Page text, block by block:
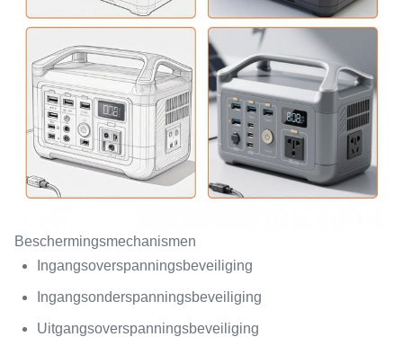
Beschermingsmechanismen
Ingangsoverspanningsbeveiliging
Ingangsonderspanningsbeveiliging
Uitgangsoverspanningsbeveiliging